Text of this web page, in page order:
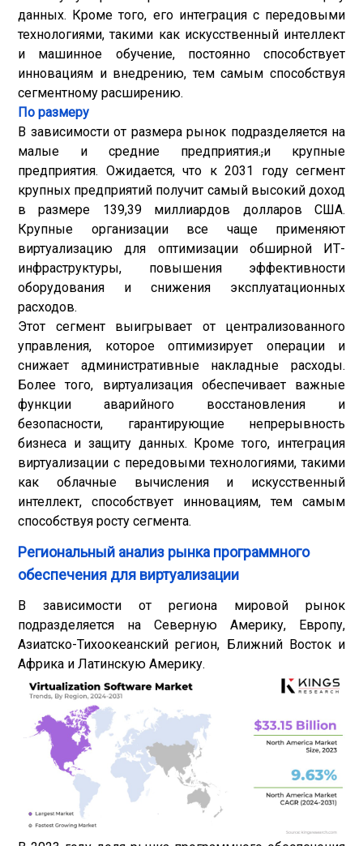
данных. Кроме того, его интеграция с передовыми
технологиями, такими как искусственный интеллект
и машинное обучение, постоянно способствует
инновациям и внедрению, тем самым способствуя
сегментному расширению.
По размеру
В зависимости от размера рынок подразделяется на
малые и средние предприятия.,и крупные
предприятия. Ожидается, что к 2031 году сегмент
крупных предприятий получит самый высокий доход
в размере 139,39 миллиардов долларов США.
Крупные организации все чаще применяют
виртуализацию для оптимизации обширной ИТ-
инфраструктуры, повышения эффективности
оборудования и снижения эксплуатационных
расходов.
Этот сегмент выигрывает от централизованного
управления, которое оптимизирует операции и
снижает административные накладные расходы.
Более того, виртуализация обеспечивает важные
функции аварийного восстановления и
безопасности, гарантирующие непрерывность
бизнеса и защиту данных. Кроме того, интеграция
виртуализации с передовыми технологиями, такими
как облачные вычисления и искусственный
интеллект, способствует инновациям, тем самым
способствуя росту сегмента.
Региональный анализ рынка программного
обеспечения для виртуализации
В зависимости от региона мировой рынок
подразделяется на Северную Америку, Европу,
Азиатско-Тихоокеанский регион, Ближний Восток и
Африка и Латинскую Америку.